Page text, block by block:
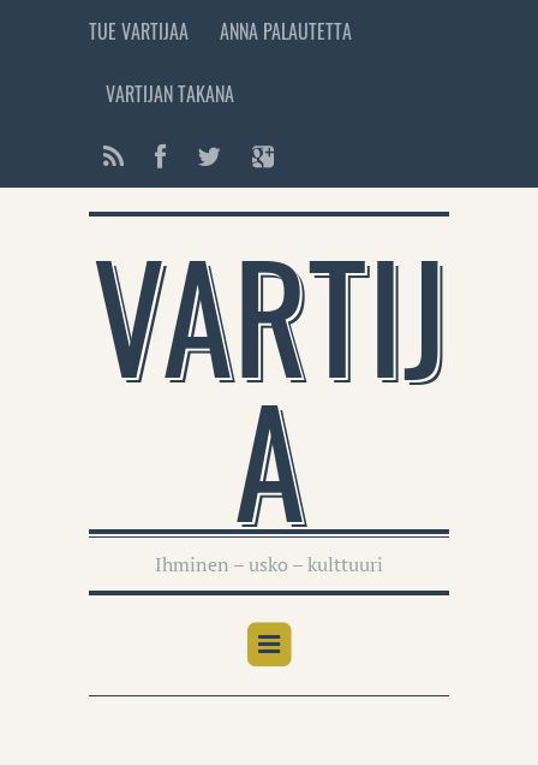
TUE VARTIJAA ANNA PALAUTETTA
VARTIJAN TAKANA
VARTIJ
A
Ihminen – usko – kulttuuri